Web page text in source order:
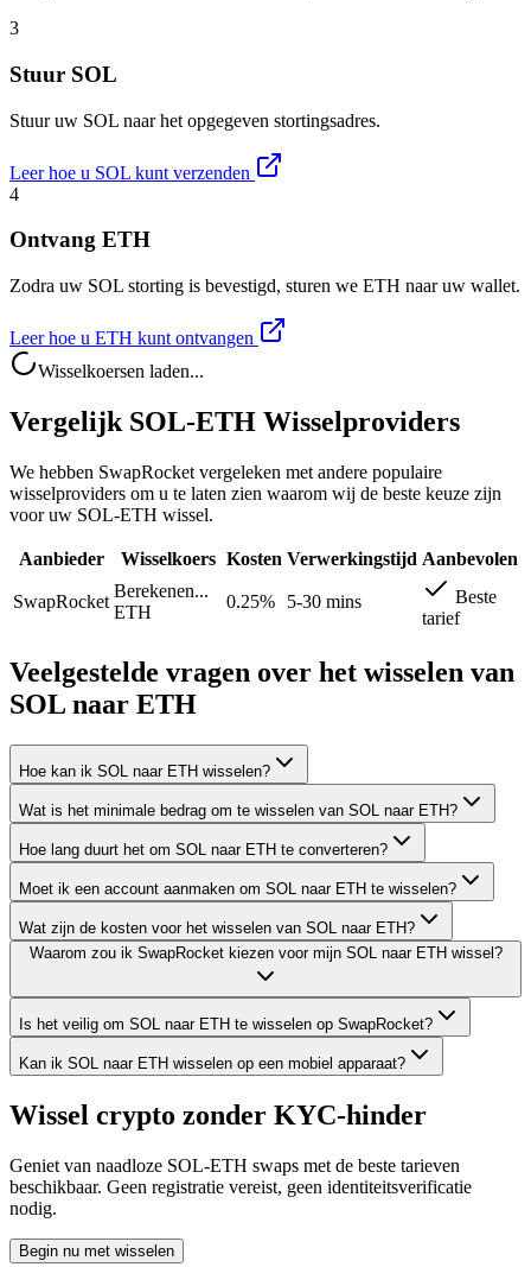
3
Stuur SOL
Stuur uw SOL naar het opgegeven stortingsadres.
Leer hoe u SOL kunt verzenden
4
Ontvang ETH
Zodra uw SOL storting is bevestigd, sturen we ETH naar uw wallet.
Leer hoe u ETH kunt ontvangen
Wisselkoersen laden...
Vergelijk SOL-ETH Wisselproviders
We hebben SwapRocket vergeleken met andere populaire
wisselproviders om u te laten zien waarom wij de beste keuze zijn
voor uw SOL-ETH wissel.
Aanbieder Wisselkoers Kosten Verwerkingstijd Aanbevolen
SwapRocket
Berekenen...
ETH
0.25% 5-30 mins
Beste
tarief
Veelgestelde vragen over het wisselen van
SOL naar ETH
Hoe kan ik SOL naar ETH wisselen?
Wat is het minimale bedrag om te wisselen van SOL naar ETH?
Hoe lang duurt het om SOL naar ETH te converteren?
Moet ik een account aanmaken om SOL naar ETH te wisselen?
Wat zijn de kosten voor het wisselen van SOL naar ETH?
Waarom zou ik SwapRocket kiezen voor mijn SOL naar ETH wissel?
Is het veilig om SOL naar ETH te wisselen op SwapRocket?
Kan ik SOL naar ETH wisselen op een mobiel apparaat?
Wissel crypto zonder KYC-hinder
Geniet van naadloze SOL-ETH swaps met de beste tarieven
beschikbaar. Geen registratie vereist, geen identiteitsverificatie
nodig.
Begin nu met wisselen